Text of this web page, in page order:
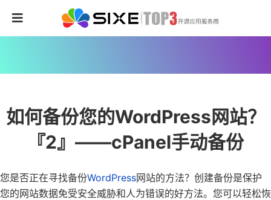
如何备份您的WordPress网站？
『2』——cPanel手动备份
您是否正在寻找备份WordPress网站的方法？创建备份是保护
您的网站数据免受安全威胁和人为错误的好方法。您可以轻松恢